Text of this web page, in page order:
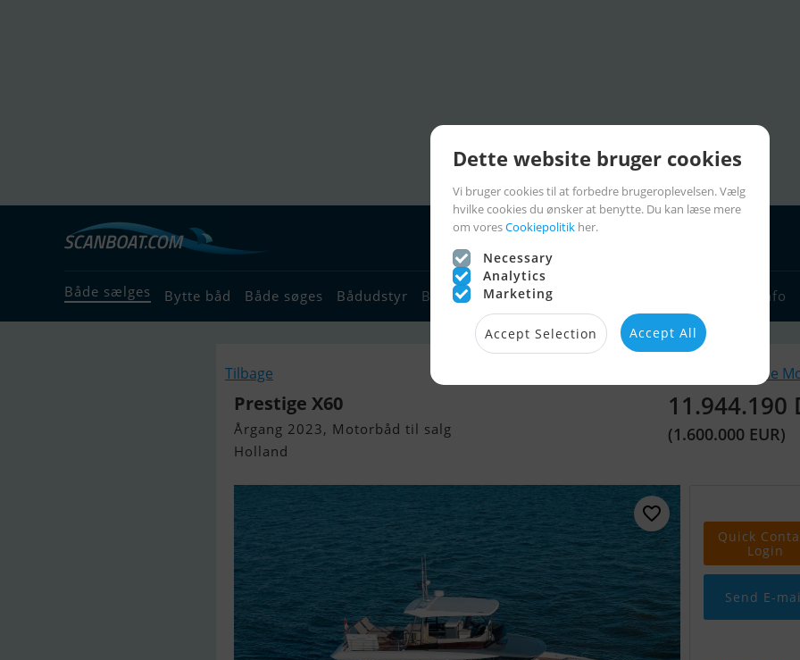
Både sælges Bytte båd Både søges Bådudstyr Bådforhandlere Sejlerlinks Sejlerinfo
Tilbage Lignende
Prestige X60
Årgang 2023, Motorbåd til salg
Holland
11.944.190
(1.600.000 EUR)
Quick
Login
Send E-
Dette website bruger cookies
Vi bruger cookies til at forbedre brugeroplevelsen. Vælg
hvilke cookies du ønsker at benytte. Du kan læse mere
om voresCookiepolitik her.
Necessary
Analytics
Marketing
Accept Selection Accept All